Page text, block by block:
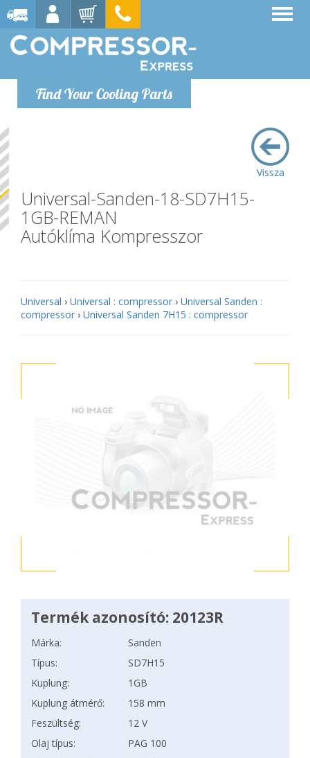
Find Your Cooling Parts
Vissza
Universal-Sanden-18-SD7H15-
1GB-REMAN
Autóklíma Kompresszor
Universal › Universal : compressor › Universal Sanden :
compressor › Universal Sanden 7H15 : compressor
Termék azonosító: 20123R
Márka:
Sanden
Típus:
SD7H15
Kuplung:
1GB
Kuplung átmérő:
158 mm
Feszültség:
12 V
Olaj típus:
PAG 100